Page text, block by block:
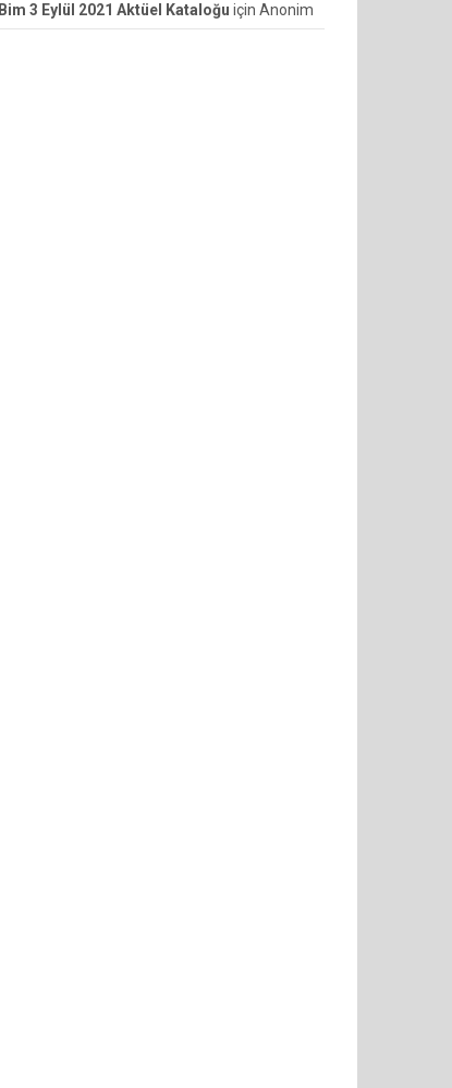
Bim 3 Eylül 2021 Aktüel Kataloğu için Anonim